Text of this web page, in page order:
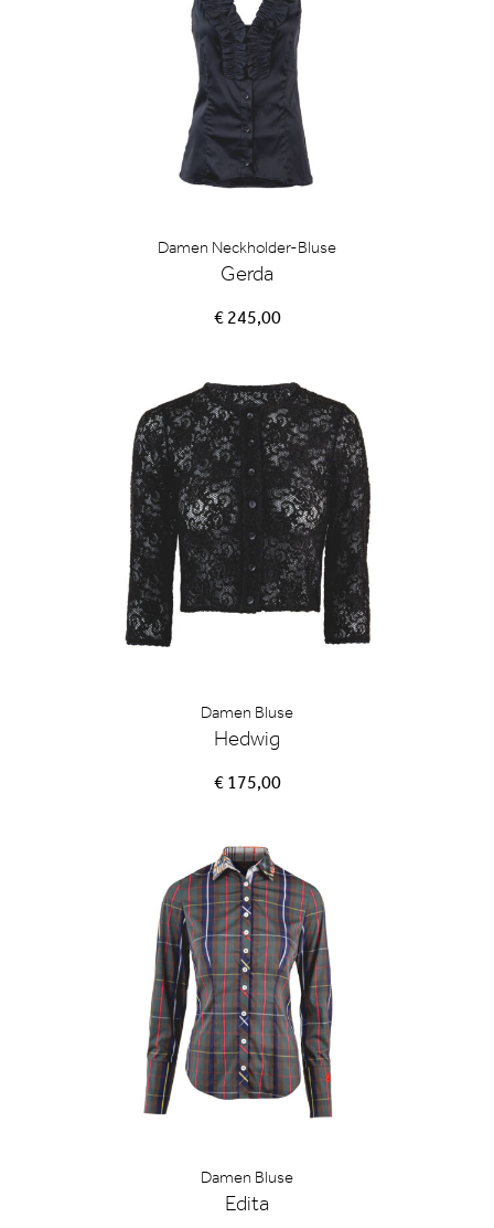
Damen Neckholder-Bluse
Gerda
€ 245,00
Damen Bluse
Hedwig
€ 175,00
Damen Bluse
Edita